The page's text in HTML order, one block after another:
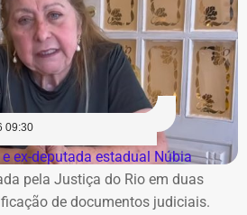
09:30
ex-deputada estadual Núbia
pela Justiça do Rio em duas
de documentos judiciais.